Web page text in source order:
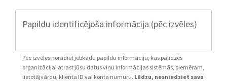
Papildu identificējoša informācija (pēc izvēles)
Pēc izvēles norādiet jebkādu papildu informāciju, kas palīdzēs
organizācijai atrast jūsu datus viņu informācijas sistēmās, piemēram,
lietotājvārdu, klienta ID vai konta numuru. Lūdzu, nesniedziet savu